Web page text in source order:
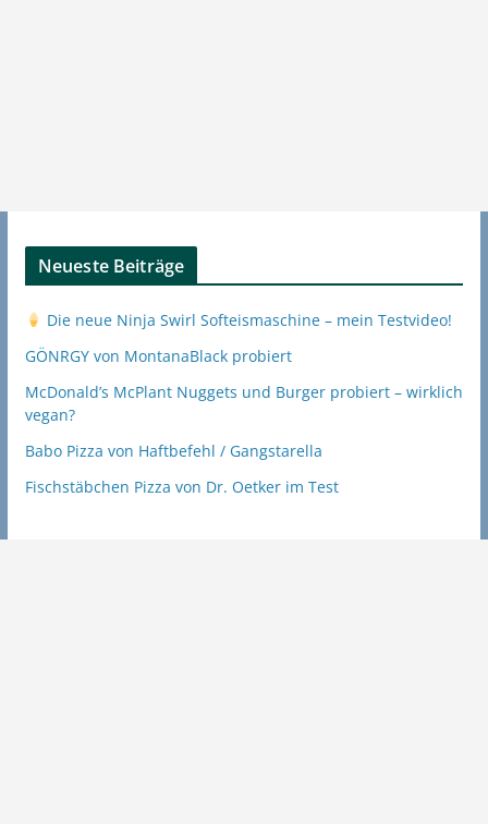
Neueste Beiträge
Die neue Ninja Swirl Softeismaschine – mein Testvideo!
GÖNRGY von MontanaBlack probiert
McDonald’s McPlant Nuggets und Burger probiert – wirklich
vegan?
Babo Pizza von Haftbefehl / Gangstarella
Fischstäbchen Pizza von Dr. Oetker im Test